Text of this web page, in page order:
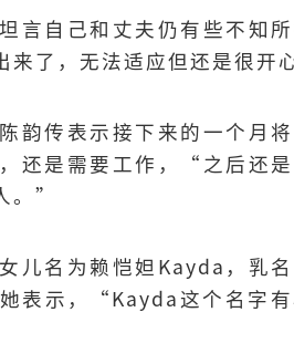
言自己和丈夫仍有些不知
了，无法适应但还是很开
韵传表示接下来的一个月
还是需要工作，“之后还是
。”
儿名为赖恺妲Kayda，乳
表示，“Kayda这个名字有